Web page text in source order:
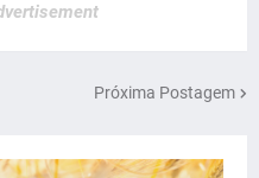
Próxima Postagem